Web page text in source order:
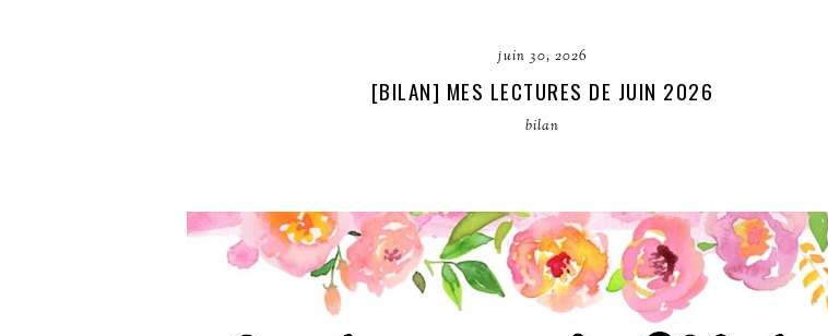
juin 30, 2026
[BILAN] MES LECTURES DE JUIN 2026
bilan